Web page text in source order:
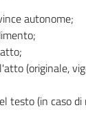
autonome;
(originale,
testo (in caso di